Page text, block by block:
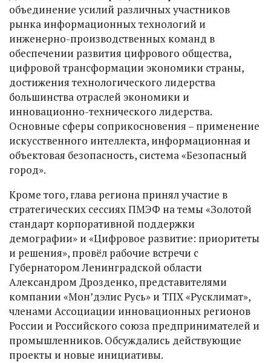
объединение усилий различных участников
рынка информационных технологий и
инженерно-производственных команд в
обеспечении развития цифрового общества,
цифровой трансформации экономики страны,
достижения технологического лидерства
большинства отраслей экономики и
инновационно-технического лидерства.
Основные сферы соприкосновения – применение
искусственного интеллекта, информационная и
объектовая безопасность, система «Безопасный
город».
Кроме того, глава региона принял участие в
стратегических сессиях ПМЭФ на темы «Золотой
стандарт корпоративной поддержки
демографии» и «Цифровое развитие: приоритеты
и решения», провёл рабочие встречи с
Губернатором Ленинградской области
Александром Дрозденко, представителями
компании «Мон’дэлис Русь» и ТПХ «Русклимат»,
членами Ассоциации инновационных регионов
России и Российского союза предпринимателей и
промышленников. Обсуждались действующие
проекты и новые инициативы.